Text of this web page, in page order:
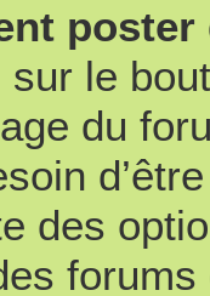
sur le
du
des